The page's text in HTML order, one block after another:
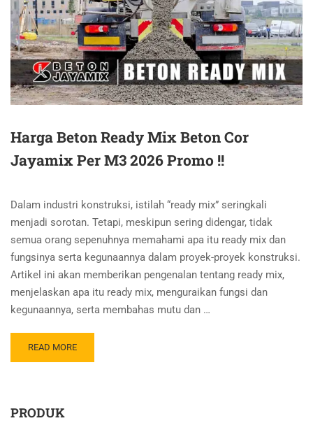
Harga Beton Ready Mix Beton Cor
Jayamix Per M3 2026 Promo !!
Dalam industri konstruksi, istilah “ready mix” seringkali
menjadi sorotan. Tetapi, meskipun sering didengar, tidak
semua orang sepenuhnya memahami apa itu ready mix dan
fungsinya serta kegunaannya dalam proyek-proyek konstruksi.
Artikel ini akan memberikan pengenalan tentang ready mix,
menjelaskan apa itu ready mix, menguraikan fungsi dan
kegunaannya, serta membahas mutu dan …
READ MORE
PRODUK